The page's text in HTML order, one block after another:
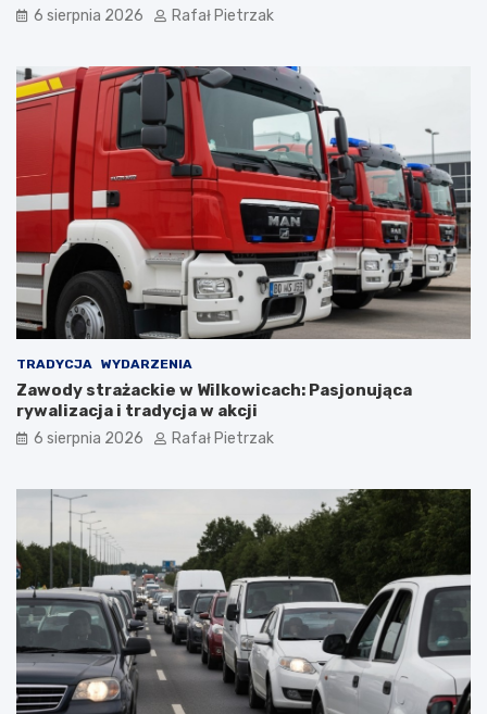
6 sierpnia 2026 Rafał Pietrzak
TRADYCJA WYDARZENIA
Zawody strażackie w Wilkowicach: Pasjonująca
rywalizacja i tradycja w akcji
6 sierpnia 2026 Rafał Pietrzak